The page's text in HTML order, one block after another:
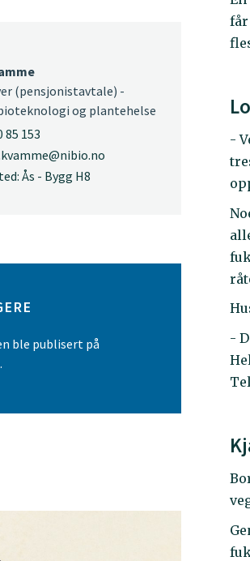
-
-
(pensjonistavtale) -
og plantehelse
85 153
Ås - Bygg H8
ble publisert på